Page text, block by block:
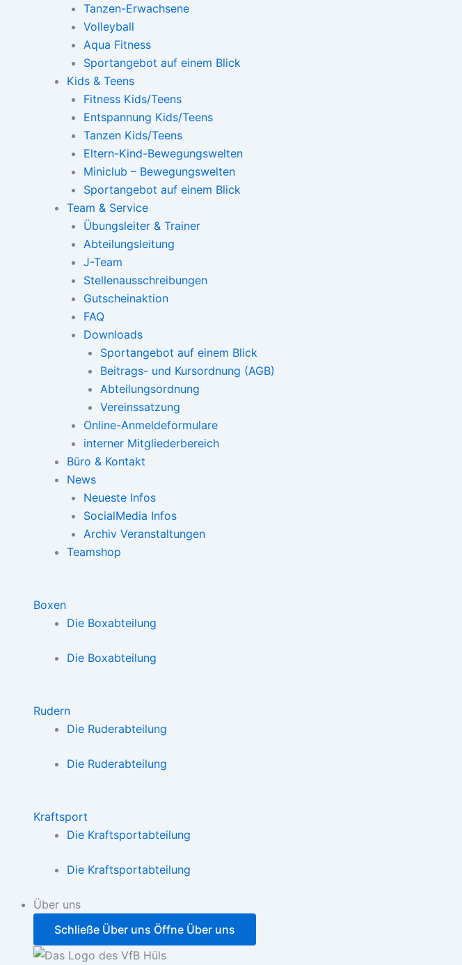
Tanzen-Erwachsene
Volleyball
Aqua Fitness
Sportangebot auf einem Blick
Kids & Teens
Fitness Kids/Teens
Entspannung Kids/Teens
Tanzen Kids/Teens
Eltern-Kind-Bewegungswelten
Miniclub – Bewegungswelten
Sportangebot auf einem Blick
Team & Service
Übungsleiter & Trainer
Abteilungsleitung
J-Team
Stellenausschreibungen
Gutscheinaktion
FAQ
Downloads
Sportangebot auf einem Blick
Beitrags- und Kursordnung (AGB)
Abteilungsordnung
Vereinssatzung
Online-Anmeldeformulare
interner Mitgliederbereich
Büro & Kontakt
News
Neueste Infos
SocialMedia Infos
Archiv Veranstaltungen
Teamshop
Boxen
Die Boxabteilung
Die Boxabteilung
Rudern
Die Ruderabteilung
Die Ruderabteilung
Kraftsport
Die Kraftsportabteilung
Die Kraftsportabteilung
Über uns
Schließe Über uns Öffne Über uns